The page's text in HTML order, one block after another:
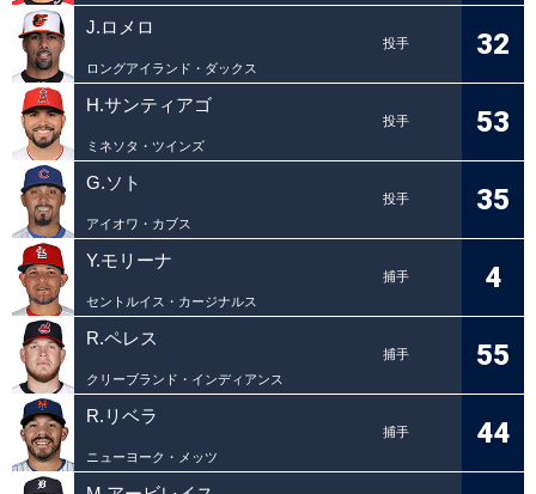
J.ロメロ
投手
ロングアイランド・ダックス
32
H.サンティアゴ
投手
ミネソタ・ツインズ
53
G.ソト
投手
アイオワ・カブス
35
Y.モリーナ
捕手
セントルイス・カージナルス
4
R.ペレス
捕手
クリーブランド・インディアンス
55
R.リベラ
捕手
ニューヨーク・メッツ
44